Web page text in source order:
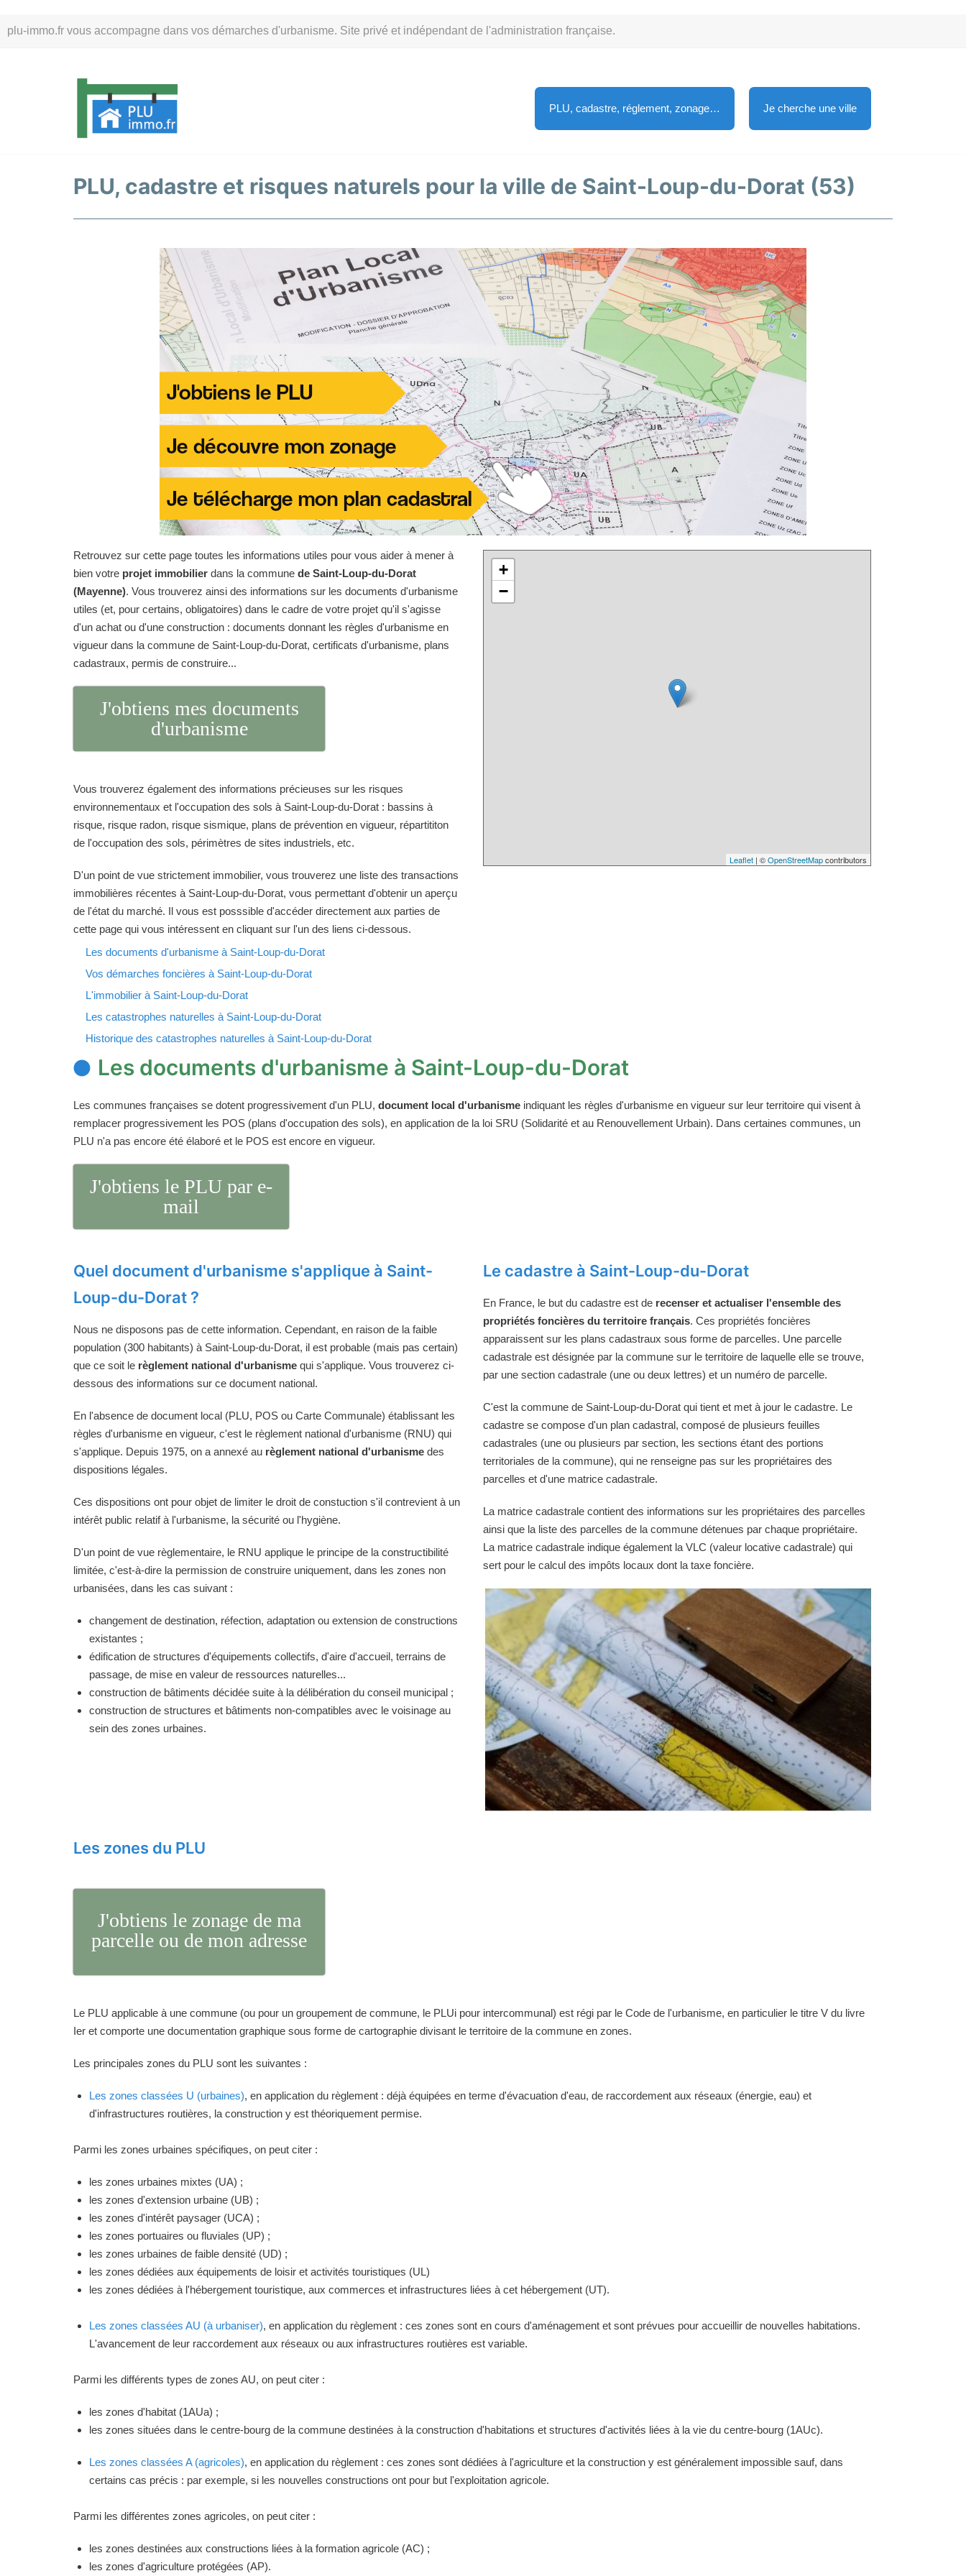
plu-immo.fr vous accompagne dans vos démarches d'urbanisme. Site privé et indépendant de l'administration française.
au
PLU, cadastre, réglement, zonage… Je cherche une ville
PLU, cadastre et risques naturels pour la ville de Saint-Loup-du-Dorat (53)
Retrouvez sur cette page toutes les informations utiles pour vous aider à mener à
bien votre projet immobilier dans la commune de Saint-Loup-du-Dorat
(Mayenne). Vous trouverez ainsi des informations sur les documents d'urbanisme
utiles (et, pour certains, obligatoires) dans le cadre de votre projet qu'il s'agisse
d'un achat ou d'une construction : documents donnant les règles d'urbanisme en
vigueur dans la commune de Saint-Loup-du-Dorat, certificats d'urbanisme, plans
cadastraux, permis de construire...
J'obtiens mes documents
d'urbanisme
Vous trouverez également des informations précieuses sur les risques
environnementaux et l'occupation des sols à Saint-Loup-du-Dorat : bassins à
risque, risque radon, risque sismique, plans de prévention en vigueur, répartititon
de l'occupation des sols, périmètres de sites industriels, etc.
D'un point de vue strictement immobilier, vous trouverez une liste des transactions
immobilières récentes à Saint-Loup-du-Dorat, vous permettant d'obtenir un aperçu
de l'état du marché. Il vous est posssible d'accéder directement aux parties de
cette page qui vous intéressent en cliquant sur l'un des liens ci-dessous.
Les documents d'urbanisme à Saint-Loup-du-Dorat
Vos démarches foncières à Saint-Loup-du-Dorat
L'immobilier à Saint-Loup-du-Dorat
Les catastrophes naturelles à Saint-Loup-du-Dorat
Historique des catastrophes naturelles à Saint-Loup-du-Dorat
+
−
Leaflet | ©OpenStreetMapcontributors
Les documents d'urbanisme à Saint-Loup-du-Dorat
Les communes françaises se dotent progressivement d'un PLU, document local d'urbanisme indiquant les règles d'urbanisme en vigueur sur leur territoire qui visent à
remplacer progressivement les POS (plans d'occupation des sols), en application de la loi SRU (Solidarité et au Renouvellement Urbain). Dans certaines communes, un
PLU n'a pas encore été élaboré et le POS est encore en vigueur.
J'obtiens le PLU par e-
mail
Quel document d'urbanisme s'applique à Saint-
Loup-du-Dorat ?
Nous ne disposons pas de cette information. Cependant, en raison de la faible
population (300 habitants) à Saint-Loup-du-Dorat, il est probable (mais pas certain)
que ce soit le règlement national d'urbanisme qui s'applique. Vous trouverez ci-
dessous des informations sur ce document national.
En l'absence de document local (PLU, POS ou Carte Communale) établissant les
règles d'urbanisme en vigueur, c'est le règlement national d'urbanisme (RNU) qui
s'applique. Depuis 1975, on a annexé au règlement national d'urbanisme des
dispositions légales.
Ces dispositions ont pour objet de limiter le droit de constuction s'il contrevient à un
intérêt public relatif à l'urbanisme, la sécurité ou l'hygiène.
D'un point de vue règlementaire, le RNU applique le principe de la constructibilité
limitée, c'est-à-dire la permission de construire uniquement, dans les zones non
urbanisées, dans les cas suivant :
changement de destination, réfection, adaptation ou extension de constructions
existantes ;
édification de structures d'équipements collectifs, d'aire d'accueil, terrains de
passage, de mise en valeur de ressources naturelles...
construction de bâtiments décidée suite à la délibération du conseil municipal ;
construction de structures et bâtiments non-compatibles avec le voisinage au
sein des zones urbaines.
Le cadastre à Saint-Loup-du-Dorat
En France, le but du cadastre est de recenser et actualiser l'ensemble des
propriétés foncières du territoire français. Ces propriétés foncières
apparaissent sur les plans cadastraux sous forme de parcelles. Une parcelle
cadastrale est désignée par la commune sur le territoire de laquelle elle se trouve,
par une section cadastrale (une ou deux lettres) et un numéro de parcelle.
C'est la commune de Saint-Loup-du-Dorat qui tient et met à jour le cadastre. Le
cadastre se compose d'un plan cadastral, composé de plusieurs feuilles
cadastrales (une ou plusieurs par section, les sections étant des portions
territoriales de la commune), qui ne renseigne pas sur les propriétaires des
parcelles et d'une matrice cadastrale.
La matrice cadastrale contient des informations sur les propriétaires des parcelles
ainsi que la liste des parcelles de la commune détenues par chaque propriétaire.
La matrice cadastrale indique également la VLC (valeur locative cadastrale) qui
sert pour le calcul des impôts locaux dont la taxe foncière.
Les zones du PLU
J'obtiens le zonage de ma
parcelle ou de mon adresse
Le PLU applicable à une commune (ou pour un groupement de commune, le PLUi pour intercommunal) est régi par le Code de l'urbanisme, en particulier le titre V du livre
Ier et comporte une documentation graphique sous forme de cartographie divisant le territoire de la commune en zones.
Les principales zones du PLU sont les suivantes :
Les zones classées U (urbaines), en application du règlement : déjà équipées en terme d'évacuation d'eau, de raccordement aux réseaux (énergie, eau) et
d'infrastructures routières, la construction y est théoriquement permise.
Parmi les zones urbaines spécifiques, on peut citer :
les zones urbaines mixtes (UA) ;
les zones d'extension urbaine (UB) ;
les zones d'intérêt paysager (UCA) ;
les zones portuaires ou fluviales (UP) ;
les zones urbaines de faible densité (UD) ;
les zones dédiées aux équipements de loisir et activités touristiques (UL)
les zones dédiées à l'hébergement touristique, aux commerces et infrastructures liées à cet hébergement (UT).
Les zones classées AU (à urbaniser), en application du règlement : ces zones sont en cours d'aménagement et sont prévues pour accueillir de nouvelles habitations.
L'avancement de leur raccordement aux réseaux ou aux infrastructures routières est variable.
Parmi les différents types de zones AU, on peut citer :
les zones d'habitat (1AUa) ;
les zones situées dans le centre-bourg de la commune destinées à la construction d'habitations et structures d'activités liées à la vie du centre-bourg (1AUc).
Les zones classées A (agricoles), en application du règlement : ces zones sont dédiées à l'agriculture et la construction y est généralement impossible sauf, dans
certains cas précis : par exemple, si les nouvelles constructions ont pour but l'exploitation agricole.
Parmi les différentes zones agricoles, on peut citer :
les zones destinées aux constructions liées à la formation agricole (AC) ;
les zones d'agriculture protégées (AP).